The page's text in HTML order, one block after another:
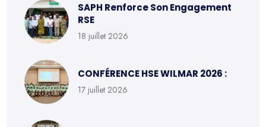
SAPH Renforce Son Engagement
RSE
18 juillet 2026
CONFÉRENCE HSE WILMAR 2026 :
17 juillet 2026